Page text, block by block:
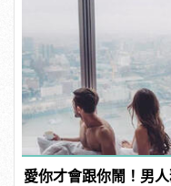
愛你才會跟你鬧！男